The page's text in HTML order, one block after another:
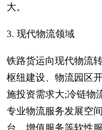
大。
3. 现代物流领域
铁路货运向现代物流
枢纽建设、物流园区
施投资需求大;冷链物
专业物流服务发展空
台、增值服务等软性